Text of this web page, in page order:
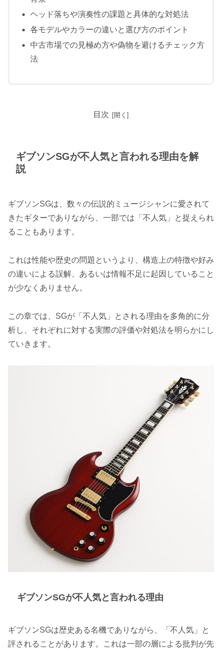
ヘッド落ちや演奏性の課題と具体的な対処法
各モデルやカラーの違いと選び方のポイント
中古市場での見極め方や偽物を避けるチェック方
法
目次
ギブソンSGが不人気と言われる理由を解
説
ギブソンSGは、数々の伝説的ミュージシャンに愛されて
きたギターでありながら、一部では「不人気」と捉えられ
ることもあります。
これは性能や歴史の問題というより、構造上の特徴や好み
の違いによる誤解、あるいは情報不足に起因していること
が少なくありません。
この章では、SGが「不人気」とされる理由を多角的に分
析し、それぞれに対する実際の評価や対処法を明らかにし
ていきます。
ギブソンSGが不人気と言われる理由
ギブソンSGは歴史ある名機でありながら、「不人気」と
評されることがあります。これは一部の層による批判が先